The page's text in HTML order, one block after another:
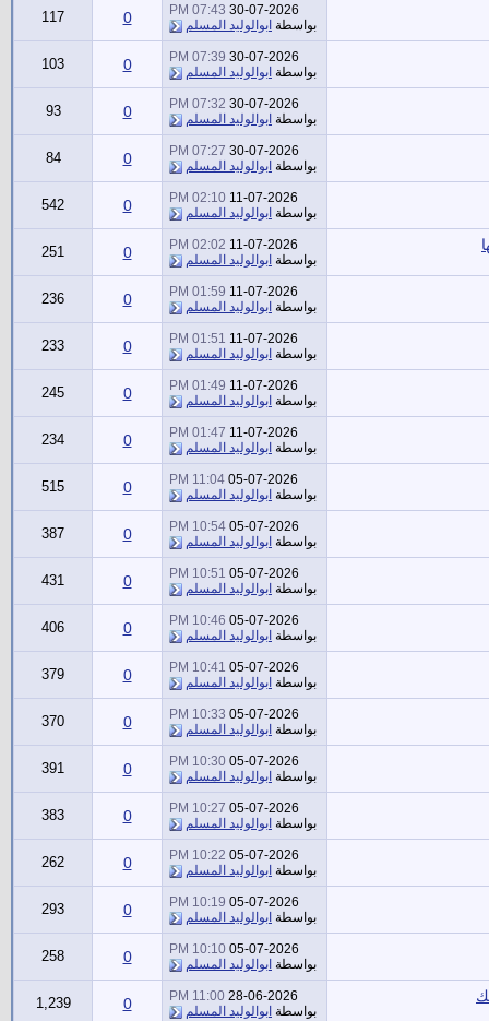
30-07-2026
07:43 PM
بواسطة ابوالوليد المسلم 0
117
30-07-2026
07:39 PM
بواسطة ابوالوليد المسلم 0
103
30-07-2026
07:32 PM
بواسطة ابوالوليد المسلم 0
93
30-07-2026
07:27 PM
بواسطة ابوالوليد المسلم 0
84
11-07-2026
02:10 PM
بواسطة ابوالوليد المسلم 0
542
11-07-2026
02:02 PM
بواسطة ابوالوليد المسلم 0
251
11-07-2026
01:59 PM
بواسطة ابوالوليد المسلم 0
236
11-07-2026
01:51 PM
بواسطة ابوالوليد المسلم 0
233
11-07-2026
01:49 PM
بواسطة ابوالوليد المسلم 0
245
11-07-2026
01:47 PM
بواسطة ابوالوليد المسلم 0
234
05-07-2026
11:04 PM
بواسطة ابوالوليد المسلم 0
515
05-07-2026
10:54 PM
بواسطة ابوالوليد المسلم 0
387
05-07-2026
10:51 PM
بواسطة ابوالوليد المسلم 0
431
05-07-2026
10:46 PM
بواسطة ابوالوليد المسلم 0
406
05-07-2026
10:41 PM
بواسطة ابوالوليد المسلم 0
379
05-07-2026
10:33 PM
بواسطة ابوالوليد المسلم 0
370
05-07-2026
10:30 PM
بواسطة ابوالوليد المسلم 0
391
05-07-2026
10:27 PM
بواسطة ابوالوليد المسلم 0
383
05-07-2026
10:22 PM
بواسطة ابوالوليد المسلم 0
262
05-07-2026
10:19 PM
بواسطة ابوالوليد المسلم 0
293
05-07-2026
10:10 PM
بواسطة ابوالوليد المسلم 0
258
28-06-2026
11:00 PM
بواسطة ابوالوليد المسلم 0
1,239